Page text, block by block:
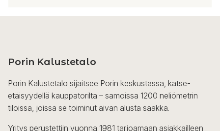
muunnelma.
tehdä
valinnat
tuotteen
sivulla.
Porin Kalustetalo
Porin Kalustetalo sijaitsee Porin keskustassa, katse-
etäisyydellä kauppatorilta – samoissa 1200 neliömetrin
tiloissa, joissa se toiminut aivan alusta saakka.
Yritys perustettiin vuonna 1981 tarjoamaan asiakkailleen